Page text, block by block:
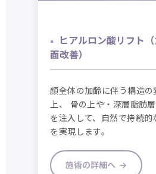
ヒアルロン酸リフト
面改善）
顔全体の加齢に伴う構造の
上、 骨の上や・深層脂肪
を注入して、自然で持続的
を実現します。
施術の詳細へ